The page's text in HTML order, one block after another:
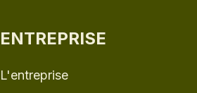
ENTREPRISE
L'entreprise